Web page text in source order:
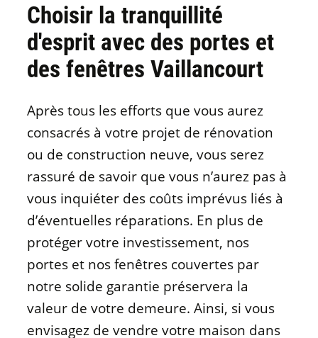
Choisir la tranquillité
d'esprit avec des portes et
des fenêtres Vaillancourt
Après tous les efforts que vous aurez
consacrés à votre projet de rénovation
ou de construction neuve, vous serez
rassuré de savoir que vous n’aurez pas à
vous inquiéter des coûts imprévus liés à
d’éventuelles réparations. En plus de
protéger votre investissement, nos
portes et nos fenêtres couvertes par
notre solide garantie préservera la
valeur de votre demeure. Ainsi, si vous
envisagez de vendre votre maison dans